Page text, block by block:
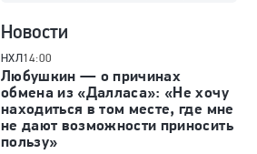
Новости
НХЛ14:00
Любушкин — о причинах
обмена из «Далласа»: «Не хочу
находиться в том месте, где мне
не дают возможности приносить
пользу»